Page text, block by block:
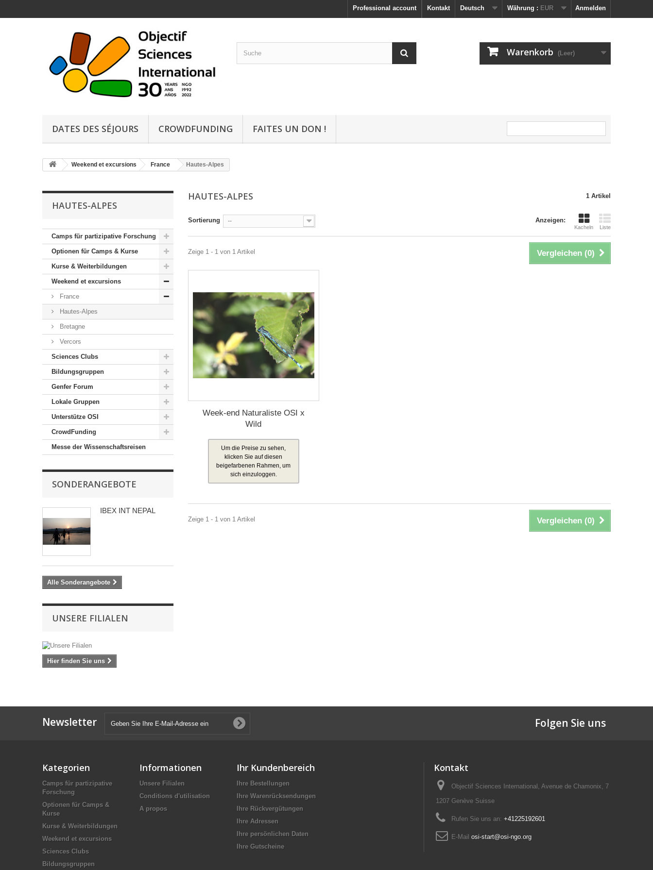
Anmelden
Währung : EUR
Deutsch
Kontakt
Professional account
Warenkorb (Leer)
DATES DES SÉJOURS CROWDFUNDING FAITES UN DON !
Weekend et excursions France Hautes-Alpes
HAUTES-ALPES
Camps für partizipative Forschung
Optionen für Camps & Kurse
Kurse & Weiterbildungen
Weekend et excursions
France
Hautes-Alpes
Bretagne
Vercors
Sciences Clubs
Bildungsgruppen
Genfer Forum
Lokale Gruppen
Unterstütze OSI
CrowdFunding
Messe der Wissenschaftsreisen
SONDERANGEBOTE
IBEX INT NEPAL
Alle Sonderangebote
UNSERE FILIALEN
Hier finden Sie uns
HAUTES-ALPES 1 Artikel
Anzeigen:
Kacheln Liste
Sortierung --
Vergleichen (0)
Zeige 1 - 1 von 1 Artikel
Week-end Naturaliste OSI x
Wild
Um die Preise zu sehen,
klicken Sie auf diesen
beigefarbenen Rahmen, um
sich einzuloggen.
Vergleichen (0)
Zeige 1 - 1 von 1 Artikel
Newsletter Folgen Sie uns
Kategorien
Camps für partizipative
Forschung
Optionen für Camps &
Kurse
Kurse & Weiterbildungen
Weekend et excursions
Sciences Clubs
Bildungsgruppen
Informationen
Unsere Filialen
Conditions d'utilisation
A propos
Ihr Kundenbereich
Ihre Bestellungen
Ihre Warenrücksendungen
Ihre Rückvergütungen
Ihre Adressen
Ihre persönlichen Daten
Ihre Gutscheine
Kontakt
Objectif Sciences International, Avenue de Chamonix, 7
1207 Genève Suisse
Rufen Sie uns an: +41225192601
E-Mail osi-start@osi-ngo.org